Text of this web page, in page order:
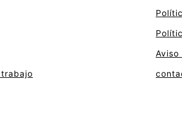
Aviso